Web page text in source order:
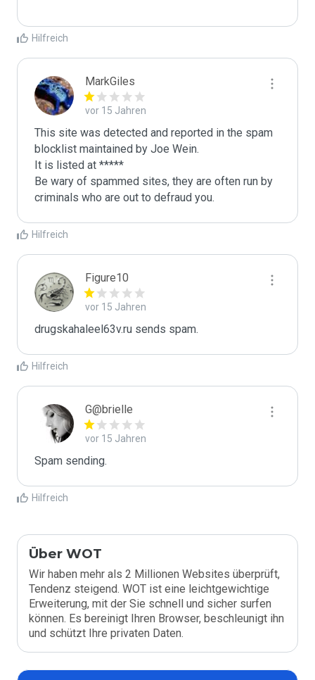
Hilfreich
MarkGiles
vor 15 Jahren
This site was detected and reported in the spam
blocklist maintained by Joe Wein.
It is listed at *****
Be wary of spammed sites, they are often run by
criminals who are out to defraud you.
Hilfreich
Figure10
vor 15 Jahren
drugskahaleel63v.ru sends spam.
Hilfreich
G@brielle
vor 15 Jahren
Spam sending.
Hilfreich
Über WOT
Wir haben mehr als 2 Millionen Websites überprüft,
Tendenz steigend. WOT ist eine leichtgewichtige
Erweiterung, mit der Sie schnell und sicher surfen
können. Es bereinigt Ihren Browser, beschleunigt ihn
und schützt Ihre privaten Daten.